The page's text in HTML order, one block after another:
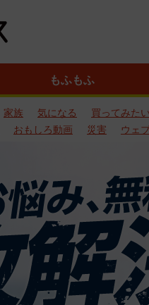
もふもふ
家族 気になる 買ってみたい
おもしろ動画 災害 ウェ